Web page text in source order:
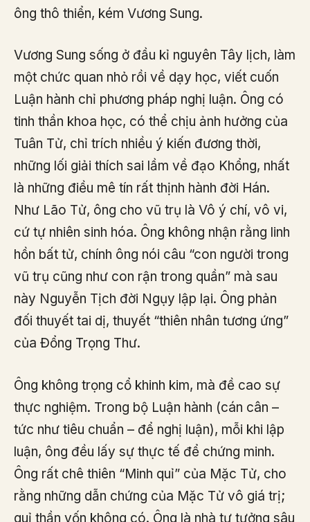
ông thô thiển, kém Vương Sung.
Vương Sung sống ở đầu kỉ nguyên Tây lịch, làm
một chức quan nhỏ rồi về dạy học, viết cuốn
Luận hành chỉ phương pháp nghị luận. Ông có
tinh thần khoa học, có thể chịu ảnh hưởng của
Tuân Tử, chỉ trích nhiều ý kiến đương thời,
những lối giải thích sai lầm về đạo Khổng, nhất
là những điều mê tín rất thịnh hành đời Hán.
Như Lão Tử, ông cho vũ trụ là Vô ý chí, vô vi,
cứ tự nhiên sinh hóa. Ông không nhận rằng linh
hồn bất tử, chính ông nói câu “con người trong
vũ trụ cũng như con rận trong quần” mà sau
này Nguyễn Tịch đời Ngụy lập lại. Ông phản
đối thuyết tai dị, thuyết “thiên nhân tương ứng”
của Đổng Trọng Thư.
Ông không trọng cổ khinh kim, mà đề cao sự
thực nghiệm. Trong bộ Luận hành (cán cân –
tức như tiêu chuẩn – để nghị luận), mỗi khi lập
luận, ông đều lấy sự thực tế để chứng minh.
Ông rất chê thiên “Minh quỉ” của Mặc Tử, cho
rằng những dẫn chứng của Mặc Tử vô giá trị;
quỉ thần vốn không có. Ông là nhà tư tưởng sâu